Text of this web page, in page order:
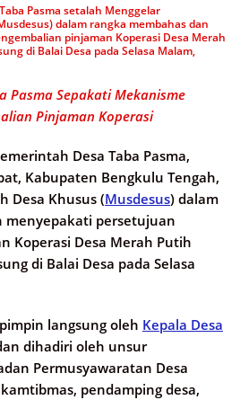
Pasma setalah Menggelar
dalam rangka membahas dan
pinjaman Koperasi Desa Merah
di Balai Desa pada Selasa Malam,
Pasma Sepakati Mekanisme
Pinjaman Koperasi
Desa Taba Pasma,
Kabupaten Bengkulu Tengah,
Desa Khusus (Musdesus) dalam
menyepakati persetujuan
Koperasi Desa Merah Putih
di Balai Desa pada Selasa
langsung oleh Kepala Desa
dihadiri oleh unsur
Permusyawaratan Desa
pendamping desa,